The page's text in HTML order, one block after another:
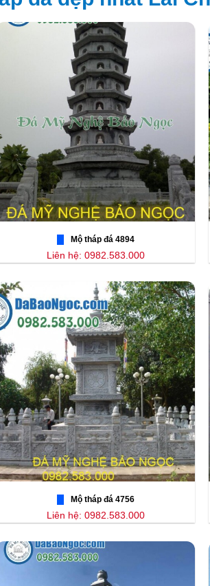
Mộ tháp đá 4894
Liên hệ: 0982.583.000
Mộ tháp đá 4756
Liên hệ: 0982.583.000